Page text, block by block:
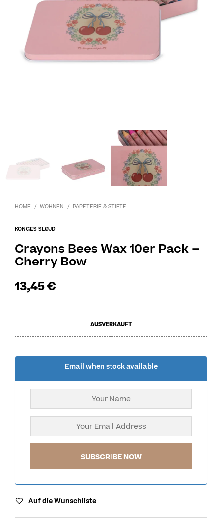
HOME / WOHNEN / PAPETERIE & STIFTE
KONGES SLØJD
Crayons Bees Wax 10er Pack –
Cherry Bow
13,45€
AUSVERKAUFT
Email when stock available
Auf die Wunschliste